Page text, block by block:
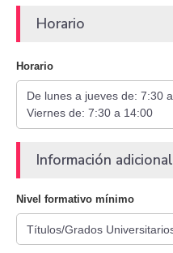
Horario
Horario
Información adicional
Nivel formativo mínimo